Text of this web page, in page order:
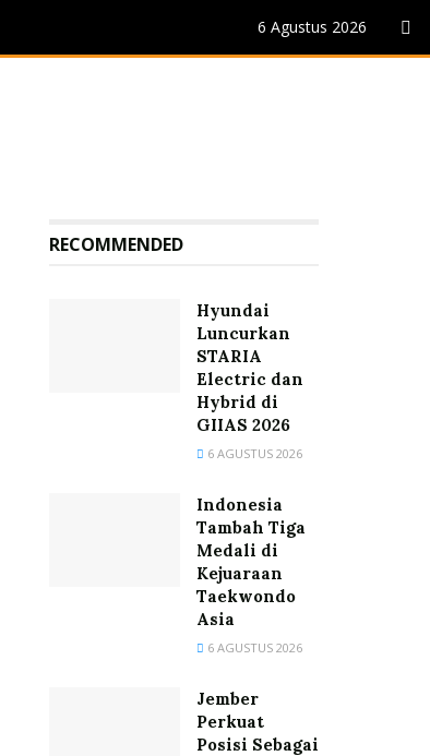
6 Agustus 2026
RECOMMENDED
Hyundai
Luncurkan
STARIA
Electric dan
Hybrid di
GIIAS 2026
6 AGUSTUS 2026
Indonesia
Tambah Tiga
Medali di
Kejuaraan
Taekwondo
Asia
6 AGUSTUS 2026
Jember
Perkuat
Posisi Sebagai